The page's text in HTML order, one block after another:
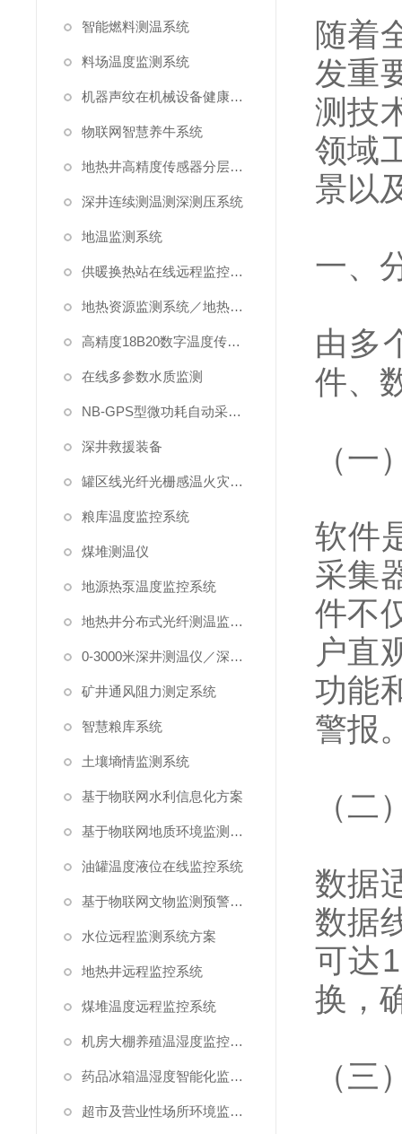
智能燃料测温系统
料场温度监测系统
机器声纹在机械设备健康状态监测中的应用
物联网智慧养牛系统
地热井高精度传感器分层测温方案
深井连续测温测深测压系统
地温监测系统
供暖换热站在线远程监控系统方案
地热资源监测系统／地热管理系统
高精度18B20数字温度传感器
在线多参数水质监测
NB-GPS型微功耗自动采集系统
深井救援装备
罐区线光纤光栅感温火灾探测系统
粮库温度监控系统
煤堆测温仪
地源热泵温度监控系统
地热井分布式光纤测温监测系统
0-3000米深井测温仪／深水测温仪
矿井通风阻力测定系统
智慧粮库系统
土壤墒情监测系统
基于物联网水利信息化方案
基于物联网地质环境监测预警方案
油罐温度液位在线监控系统
基于物联网文物监测预警解决方案
水位远程监测系统方案
地热井远程监控系统
煤堆温度远程监控系统
机房大棚养殖温湿度监控系统
药品冰箱温湿度智能化监控系统方案
超市及营业性场所环境监测系统
随着
发重
测技
领域
景以
一、
由多
件、
（一
软件
采集
件不
户直
功能
警报
（二
数据
数据
可达
换，
（